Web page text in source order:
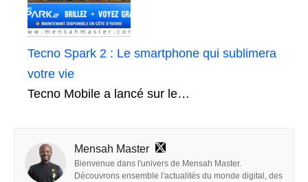
Tecno Spark 2 : Le smartphone qui sublimera
votre vie
Tecno Mobile a lancé sur le…
Mensah Master
Bienvenue dans l'univers de Mensah Master.
Découvrons ensemble l'actualités du monde digital, des